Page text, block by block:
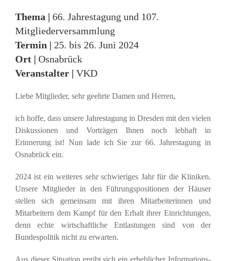
Thema | 66. Jahrestagung und 107.
Mitgliederversammlung
Termin | 25. bis 26. Juni 2024
Ort | Osnabrück
Veranstalter | VKD
Liebe Mitglieder, sehr geehrte Damen und Herren,
ich hoffe, dass unsere Jahrestagung in Dresden mit den vielen
Diskussionen und Vorträgen Ihnen noch lebhaft in
Erinnerung ist! Nun lade ich Sie zur 66. Jahrestagung in
Osnabrück ein.
2024 ist ein weiteres sehr schwieriges Jahr für die Kliniken.
Unsere Mitglieder in den Führungspositionen der Häuser
stellen sich gemeinsam mit ihren Mitarbeiterinnen und
Mitarbeitern dem Kampf für den Erhalt ihrer Einrichtungen,
denn echte wirtschaftliche Entlastungen sind von der
Bundespolitik nicht zu erwarten.